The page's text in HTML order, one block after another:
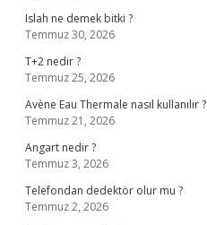
Islah ne demek bitki ?
Temmuz 30, 2026
T+2 nedir ?
Temmuz 25, 2026
Avène Eau Thermale nasıl kullanılır ?
Temmuz 21, 2026
Angart nedir ?
Temmuz 3, 2026
Telefondan dedektör olur mu ?
Temmuz 2, 2026